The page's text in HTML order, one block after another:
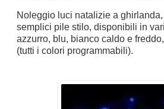
Noleggio luci natalizie a
semplici pile stilo, disponibili in
azzurro, blu, bianco caldo e
(tutti i colori programmabili).